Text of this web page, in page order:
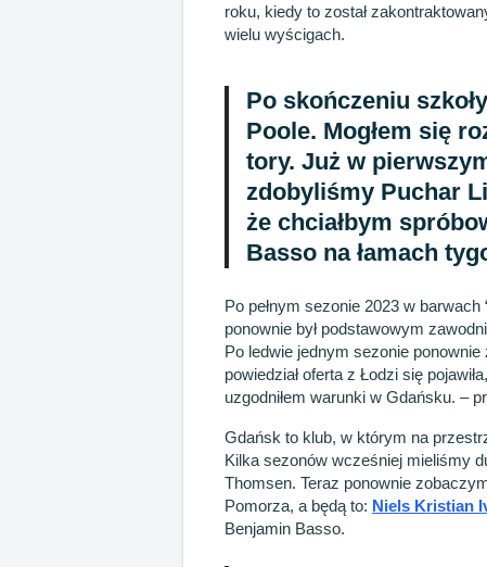
roku, kiedy to został
wielu wyścigach.
Po skończeniu
Poole. Mogłem się
tory. Już w
zdobyliśmy Puchar
że chciałbym
Basso na łamach
Po pełnym sezonie 2023 w barwach
ponownie był podstawowym
Po ledwie jednym sezonie
powiedział oferta z Łodzi się
uzgodniłem warunki w Gdańsku. –
Gdańsk to klub, w którym na
Kilka sezonów wcześniej mieliśmy
Thomsen. Teraz ponownie
Pomorza, a będą to: Niels Kristian
Benjamin Basso.